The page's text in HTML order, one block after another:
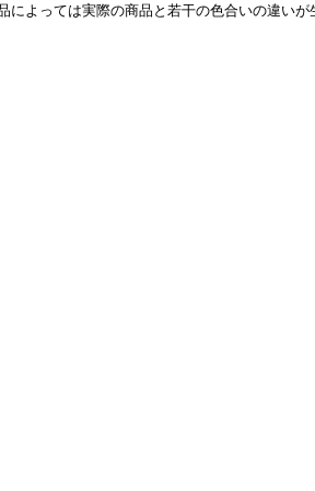
よっては実際の商品と若干の色合いの違いが